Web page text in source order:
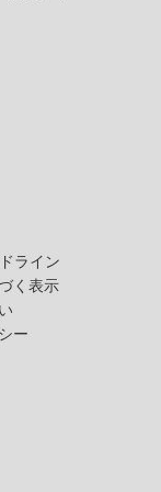
ライン
く表示
ー